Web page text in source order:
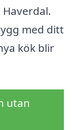
med ditt
kök blir
utan